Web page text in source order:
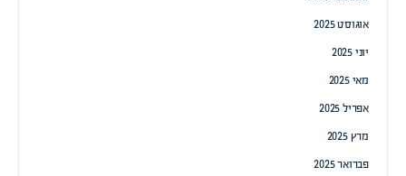
אוגוסט 2025
יוני 2025
מאי 2025
אפריל 2025
מרץ 2025
פברואר 2025